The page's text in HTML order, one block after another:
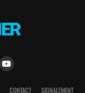
CONTACT SIGNALEMENT